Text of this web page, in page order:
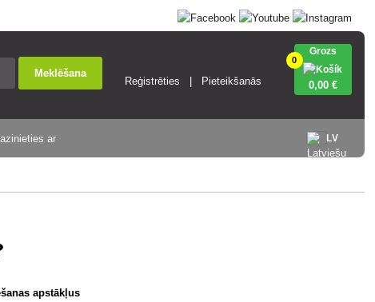
Meklēšana
Reģistrēties Pieteikšanās
0
Grozs
0,00 €
LV
ar
apstākļus